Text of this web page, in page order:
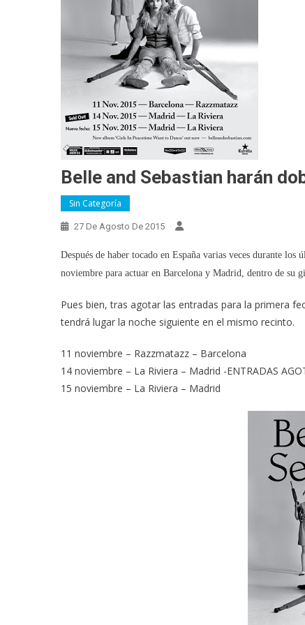
Belle and Sebastian harán
Sin Categoría
27 De Agosto De 2015
Después de haber tocado en España varias veces durante los
noviembre para actuar en Barcelona y Madrid, dentro de su
Pues bien, tras agotar las entradas para la primera
tendrá lugar la noche siguiente en el mismo recinto.
11 noviembre – Razzmatazz – Barcelona
14 noviembre – La Riviera – Madrid -ENTRADAS
15 noviembre – La Riviera – Madrid